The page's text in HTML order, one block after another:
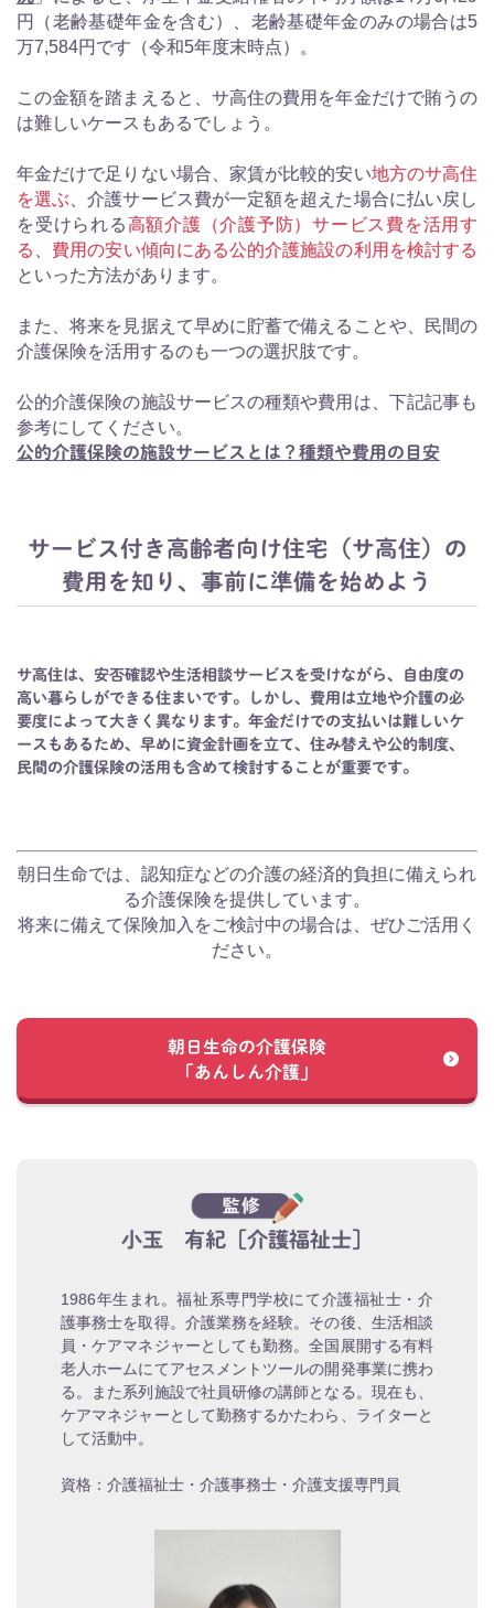
円（老齢基礎年金を含む）、老齢基礎年金のみの場合は5
万7,584円です（令和5年度末時点）。
この金額を踏まえると、サ高住の費用を年金だけで賄うの
は難しいケースもあるでしょう。
年金だけで足りない場合、家賃が比較的安い地方のサ高住
を選ぶ 、介護サービス費が一定額を超えた場合に払い戻し
を受けられる高額介護（介護予防）サービス費を活用す
る
費用の安い傾向にある公的介護施設の利用を検討する
といった方法があります。
また、将来を見据えて早めに貯蓄で備えることや、民間の
介護保険を活用するのも一つの選択肢です。
公的介護保険の施設サービスの種類や費用は、下記記事も
参考にしてください。
公的介護保険の施設サービスとは？種類や費用の目安
サービス付き高齢者向け住宅（サ高住）の
費用を知り、事前に準備を始めよう
サ高住は、安否確認や生活相談サービスを受けながら、自由度の
高い暮らしができる住まいです。しかし、費用は立地や介護の必
要度によって大きく異なります。年金だけでの支払いは難しいケ
ースもあるため、早めに資金計画を立て、住み替えや公的制度、
民間の介護保険の活用も含めて検討することが重要です。
朝日生命では、認知症などの介護の経済的負担に備えられ
る介護保険を提供しています。
将来に備えて保険加入をご検討中の場合は、ぜひご活用く
ださい。
朝日生命の介護保険
「あんしん介護」
小玉 有紀［介護福祉士］
1986年生まれ。福祉系専門学校にて介護福祉士・介
護事務士を取得。介護業務を経験。その後、生活相談
員・ケアマネジャーとしても勤務。全国展開する有料
老人ホームにてアセスメントツールの開発事業に携わ
る。また系列施設で社員研修の講師となる。現在も、
ケアマネジャーとして勤務するかたわら、ライターと
して活動中。
資格：介護福祉士・介護事務士・介護支援専門員